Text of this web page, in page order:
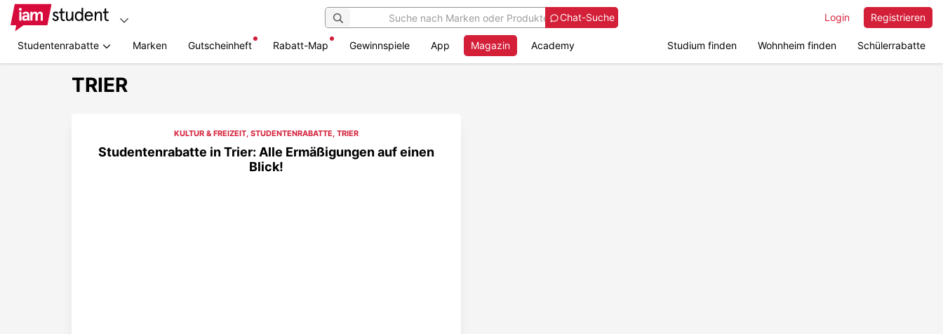
Chat-Suche Registrieren
Login
Studentenrabatte Marken Gutscheinheft Rabatt-Map Gewinnspiele App Magazin Academy Studium finden Wohnheim finden Schülerrabatte
TRIER
KULTUR & FREIZEIT, STUDENTENRABATTE, TRIER
Studentenrabatte in Trier: Alle Ermäßigungen auf einen
Blick!